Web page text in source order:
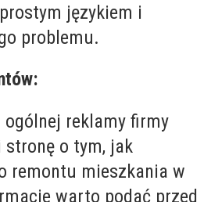
językiem i
problemu.
reklamy firmy
stronę o tym, jak
remontu mieszkania w
warto podać przed